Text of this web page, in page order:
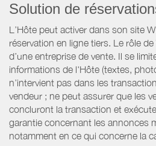
Solution de
L’Hôte peut activer dans son site
réservation en ligne tiers. Le rôle
d’une entreprise de vente. Il se
informations de l'Hôte (textes,
n’intervient pas dans les
vendeur ; ne peut assurer que les
concluront la transaction et
garantie concernant les annonces
notamment en ce qui concerne la